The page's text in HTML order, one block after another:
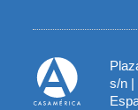
s/n |